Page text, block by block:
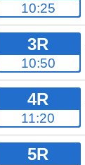
10:25
3R
10:50
4R
11:20
5R